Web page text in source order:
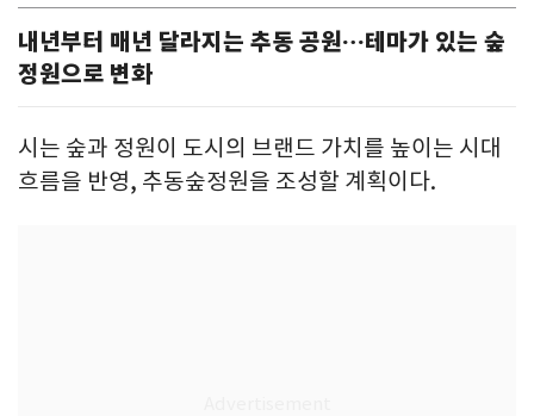
내년부터 매년 달라지는 추동 공원…테마가 있는 숲
정원으로 변화
시는 숲과 정원이 도시의 브랜드 가치를 높이는 시대
흐름을 반영, 추동숲정원을 조성할 계획이다.